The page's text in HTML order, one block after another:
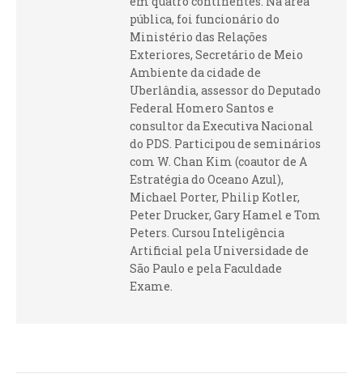
pública, foi funcionário do
Ministério das Relações
Exteriores, Secretário de Meio
Ambiente da cidade de
Uberlândia, assessor do Deputado
Federal Homero Santos e
consultor da Executiva Nacional
do PDS. Participou de seminários
com W. Chan Kim (coautor de A
Estratégia do Oceano Azul),
Michael Porter, Philip Kotler,
Peter Drucker, Gary Hamel e Tom
Peters. Cursou Inteligência
Artificial pela Universidade de
São Paulo e pela Faculdade
Exame.